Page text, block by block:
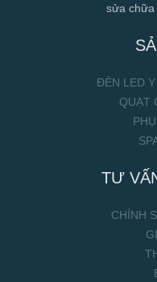
sửa chữa
ĐÈN LED Y
QUẠT
TƯ
CHÍNH